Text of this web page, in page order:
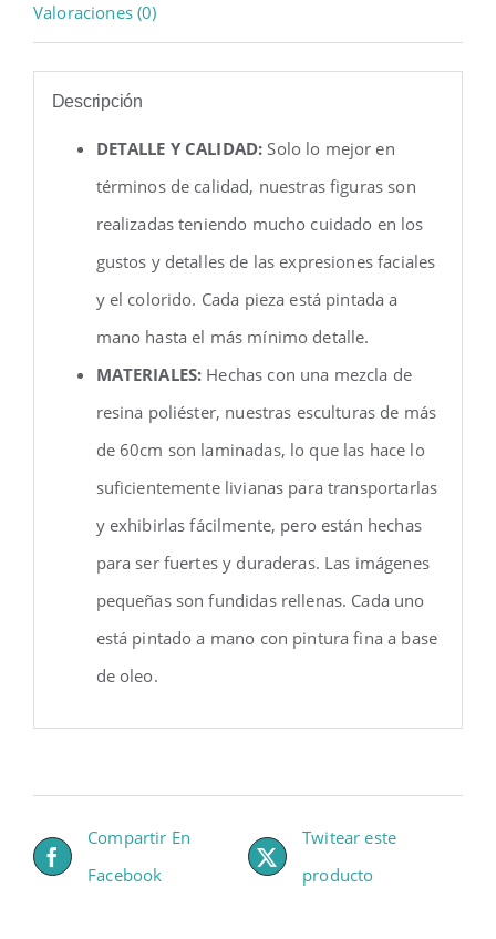
Valoraciones (0)
Descripción
DETALLE Y CALIDAD: Solo lo mejor en
términos de calidad, nuestras figuras son
realizadas teniendo mucho cuidado en los
gustos y detalles de las expresiones faciales
y el colorido. Cada pieza está pintada a
mano hasta el más mínimo detalle.
MATERIALES: Hechas con una mezcla de
resina poliéster, nuestras esculturas de más
de 60cm son laminadas, lo que las hace lo
suficientemente livianas para transportarlas
y exhibirlas fácilmente, pero están hechas
para ser fuertes y duraderas. Las imágenes
pequeñas son fundidas rellenas. Cada uno
está pintado a mano con pintura fina a base
de oleo.
Compartir En
Facebook
Twitear este
producto